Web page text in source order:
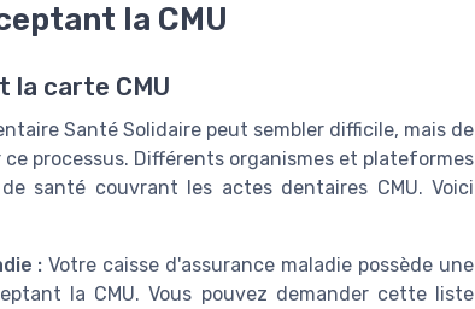
la CMU
la carte CMU
Santé Solidaire peut sembler difficile, mais de
processus. Différents organismes et plateformes
santé couvrant les actes dentaires CMU. Voici
: Votre caisse d'assurance maladie possède une
la CMU. Vous pouvez demander cette liste